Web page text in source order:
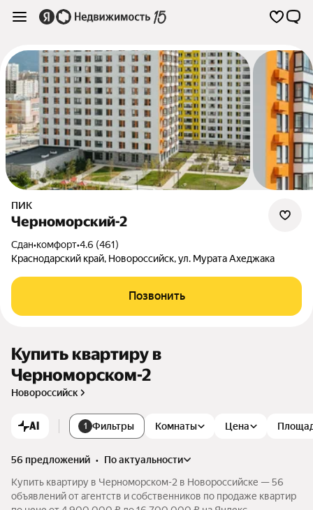
ПИК
Черноморский-2
Сдан•комфорт•4.6 (461)
Краснодарский край, Новороссийск,ул. Мурата Ахеджака
Позвонить
Купить квартиру в
Черноморском-2
Новороссийск
AI 1 Фильтры Комнаты Цена
56 предложений •
по актуальности
Купить квартиру в Черноморском-2 в Новороссийске — 56
объявлений от агентств и собственников по продаже квартир